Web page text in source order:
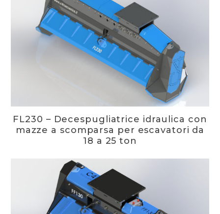
FL230 – Decespugliatrice idraulica con
mazze a scomparsa per escavatori da
18 a 25 ton